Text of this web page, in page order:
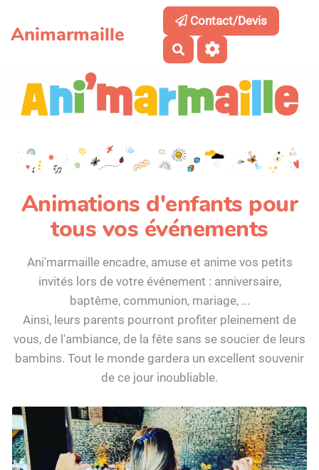
Animarmaille
Contact/Devis
Rechercher
Animations d'enfants pour
tous vos événements
Ani'marmaille encadre, amuse et anime vos petits
invités lors de votre événement : anniversaire,
baptême, communion, mariage, ...
Ainsi, leurs parents pourront profiter pleinement de
vous, de l'ambiance, de la fête sans se soucier de leurs
bambins. Tout le monde gardera un excellent souvenir
de ce jour inoubliable.